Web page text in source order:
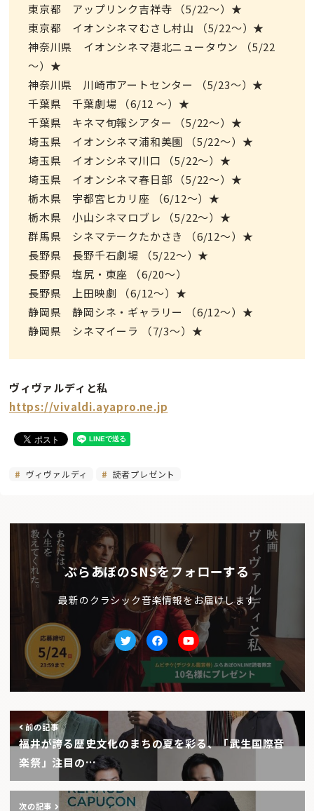
東京都 アップリンク吉祥寺 （5/22～）★
東京都 イオンシネマむさし村山 （5/22～）★
神奈川県 イオンシネマ港北ニュータウン （5/22
～）★
神奈川県 川崎市アートセンター （5/23～）★
千葉県 千葉劇場 （6/12 ～）★
千葉県 キネマ旬報シアター （5/22～）★
埼玉県 イオンシネマ浦和美園 （5/22～）★
埼玉県 イオンシネマ川口 （5/22～）★
埼玉県 イオンシネマ春日部 （5/22～）★
栃木県 宇都宮ヒカリ座 （6/12～）★
栃木県 小山シネマロブレ （5/22～）★
群馬県 シネマテークたかさき （6/12～）★
長野県 長野千石劇場 （5/22～）★
長野県 塩尻・東座 （6/20～）
長野県 上田映劇 （6/12～）★
静岡県 静岡シネ・ギャラリー （6/12～）★
静岡県 シネマイーラ （7/3～）★
ヴィヴァルディと私
https://vivaldi.ayapro.ne.jp
ヴィヴァルディ 読者プレゼント
ぶらあぼのSNSをフォローする
最新のクラシック音楽情報をお届けします
TwitterfacebookYoutube
前の記事
福井が誇る歴史文化のまちの夏を彩る、「武生国際音
楽祭」注目の…
次の記事